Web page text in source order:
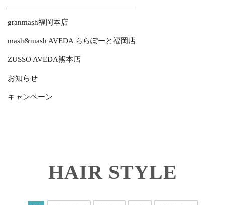
granmash福岡本店
mash&mash AVEDA ららぽーと福岡店
ZUSSO AVEDA熊本店
お知らせ
キャンペーン
HAIR STYLE